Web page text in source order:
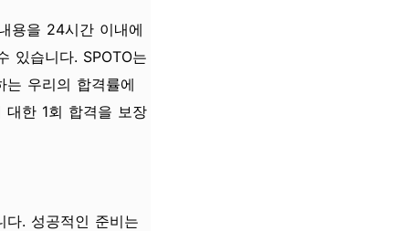
용을 24시간 이내에
있습니다. SPOTO는
우리의 합격률에
한 1회 합격을 보장
. 성공적인 준비는